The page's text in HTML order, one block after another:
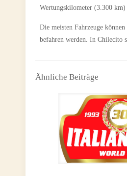
Wertungskilometer (3.300 km)
Die meisten Fahrzeuge
befahren werden. In Chilecito
Ähnliche Beiträge